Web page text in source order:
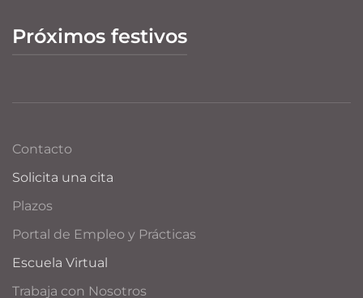
Próximos festivos
Contacto
Solicita una cita
Plazos
Portal de Empleo y Prácticas
Escuela Virtual
Trabaja con Nosotros